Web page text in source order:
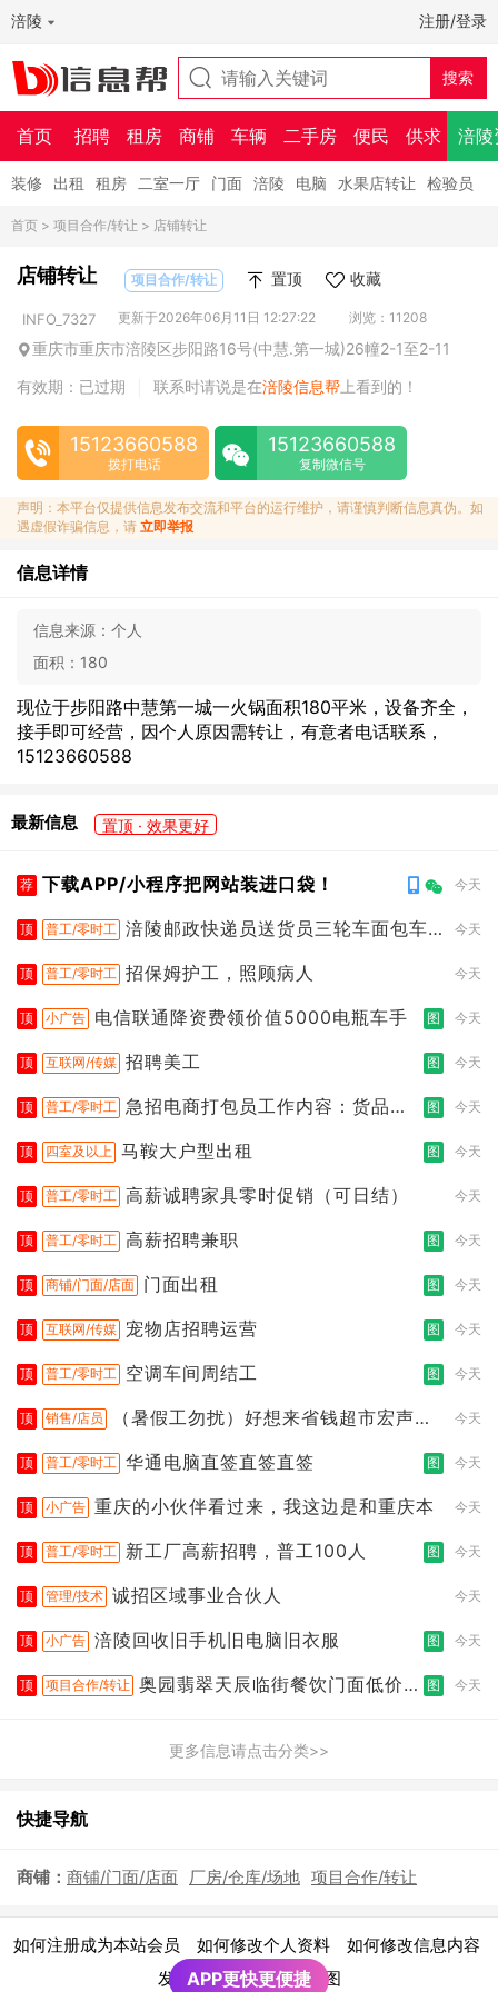
涪陵 注册/登录
首页 招聘 租房 商铺 车辆 二手房 便民 供求 涪陵
装修 出租 租房 二室一厅 门面 涪陵 电脑 水果店转让 检验员
首页 > 项目合作/转让 > 店铺转让
店铺转让 项目合作/转让 置顶 收藏
INFO_7327 更新于2026年06月11日 12:27:22 浏览：11208
重庆市重庆市涪陵区步阳路16号(中慧.第一城)26幢2-1至2-11
有效期：已过期
联系时请说是在涪陵信息帮 上看到的！
15123660588
拨打电话
15123660588
复制微信号
声明：本平台仅提供信息发布交流和平台的运行维护，请谨慎判断信息真伪。如
遇虚假诈骗信息，请 立即举报
信息详情
信息来源： 个人
面积： 180
现位于步阳路中慧第一城一火锅面积180平米，设备齐全，
接手即可经营，因个人原因需转让，有意者电话联系，
15123660588
最新信息 置顶 · 效果更好
荐 下载APP/小程序把网站装进口袋！ 今天
顶 普工/零时工 涪陵邮政快递员送货员三轮车面包车
今天
顶 普工/零时工 招保姆护工，照顾病人 今天
顶 小广告 电信联通降资费领价值5000电瓶车手 图 今天
顶 互联网/传媒 招聘美工 图 今天
顶 普工/零时工 急招电商打包员工作内容：货品分
图 今天
顶 四室及以上 马鞍大户型出租 图 今天
顶 普工/零时工 高薪诚聘家具零时促销（可日结） 今天
顶 普工/零时工 高薪招聘兼职 图 今天
顶 商铺/门面/店面 门面出租 图 今天
顶 互联网/传媒 宠物店招聘运营 图 今天
顶 普工/零时工 空调车间周结工 图 今天
顶 销售/店员
（暑假工勿扰）好想来省钱超市宏声桥
今天
顶 普工/零时工 华通电脑直签直签直签 图 今天
顶 小广告 重庆的小伙伴看过来，我这边是和重庆本 今天
顶 普工/零时工 新工厂高薪招聘，普工100人 图 今天
顶 管理/技术 诚招区域事业合伙人 今天
顶 小广告 涪陵回收旧手机旧电脑旧衣服 图 今天
顶 项目合作/转让 奥园翡翠天辰临街餐饮门面低价转
图 今天
更多信息请点击分类>>
快捷导航
商铺： 商铺/门面/店面 厂房/仓库/场地 项目合作/转让
如何注册成为本站会员 如何修改个人资料 如何修改信息内容
发布广告须知 | 网站地图
APP更快更便捷